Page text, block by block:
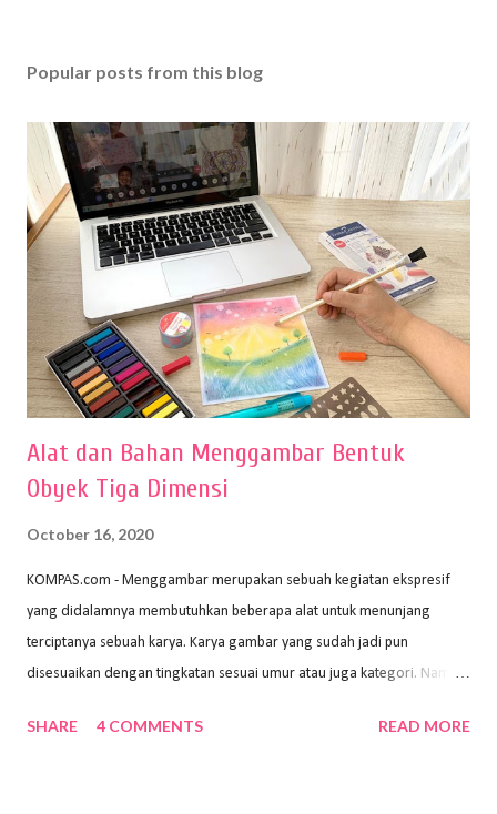
Popular posts from this blog
Alat dan Bahan Menggambar Bentuk
Obyek Tiga Dimensi
October 16, 2020
KOMPAS.com - Menggambar merupakan sebuah kegiatan ekspresif
yang didalamnya membutuhkan beberapa alat untuk menunjang
terciptanya sebuah karya. Karya gambar yang sudah jadi pun
disesuaikan dengan tingkatan sesuai umur atau juga kategori. Namun,
sehingga hasilnya bisa dilihat. Peran alat dan bahan sangat
SHARE 4 COMMENTS READ MORE